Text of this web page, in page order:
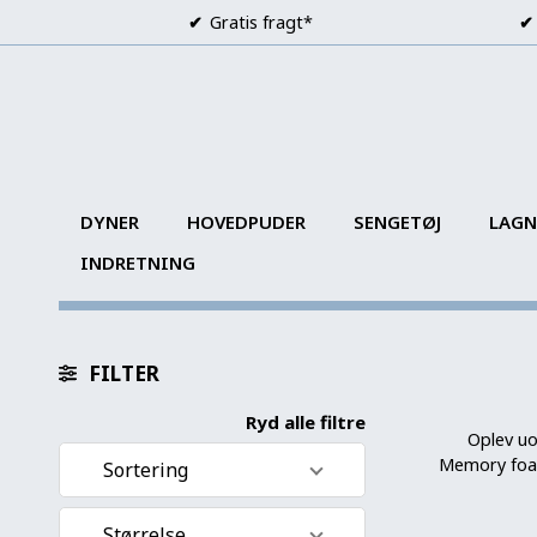
Gratis fragt*
DYNER HOVEDPUDER SENGETØJ
INDRETNING
FILTER
Ryd alle filtre
Sortering
Standard visning
Oplev
Memory